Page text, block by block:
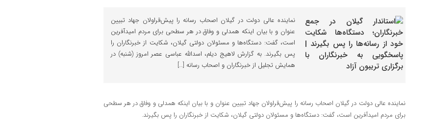
نماینده عالی دولت در گیلان اصحاب رسانه را پیش‌قراولان جهاد تبیین
عنوان و با بیان اینکه همدلی و وفاق در هر سطحی برای مردم امیدآفرین
است، گفت: دستگاه‌ها و مسئولان دولتی گیلان، شکایت از خبرنگاران را
پس بگیرند. به گزارش لاهیج دیلم، اسدالله عباسی عصر امروز (شنبه) در
همایش تجلیل از خبرنگاران و اصحاب رسانه […]
نماینده عالی دولت در گیلان اصحاب رسانه را پیش‌قراولان جهاد تبیین عنوان و با بیان اینکه همدلی و وفاق در هر سطحی
برای مردم امیدآفرین است، گفت: دستگاه‌ها و مسئولان دولتی گیلان، شکایت از خبرنگاران را پس بگیرند.